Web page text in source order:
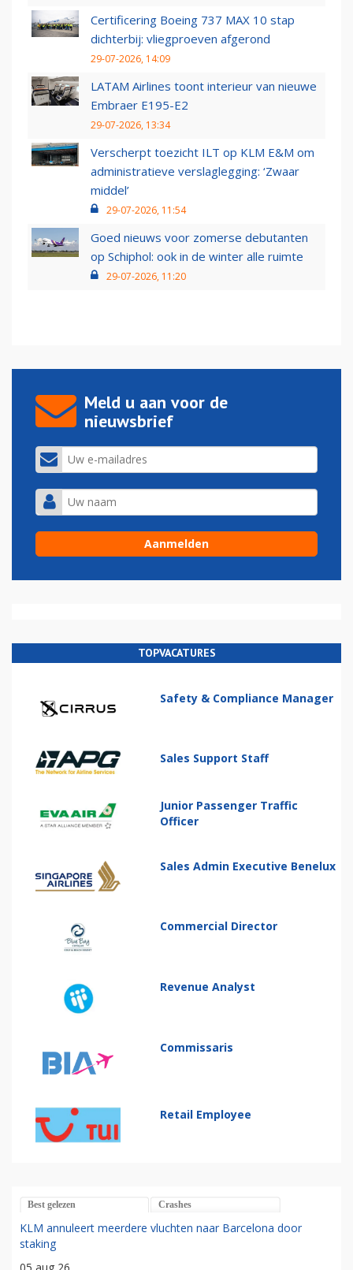
Certificering Boeing 737 MAX 10 stap
dichterbij: vliegproeven afgerond
29-07-2026, 14:09
LATAM Airlines toont interieur van nieuwe
Embraer E195-E2
29-07-2026, 13:34
Verscherpt toezicht ILT op KLM E&M om
administratieve verslaglegging: ‘Zwaar
middel’
29-07-2026, 11:54
Goed nieuws voor zomerse debutanten
op Schiphol: ook in de winter alle ruimte
29-07-2026, 11:20
Meld u aan voor de
nieuwsbrief
TOPVACATURES
Safety & Compliance Manager
Sales Support Staff
Junior Passenger Traffic
Officer
Sales Admin Executive Benelux
Commercial Director
Revenue Analyst
Commissaris
Retail Employee
Best gelezen Crashes
KLM annuleert meerdere vluchten naar Barcelona door
staking